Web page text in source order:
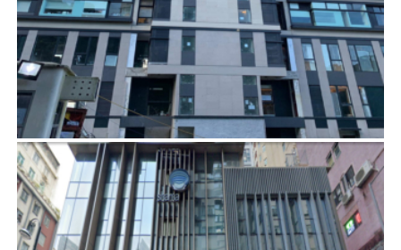
山頂道8號
項目管理